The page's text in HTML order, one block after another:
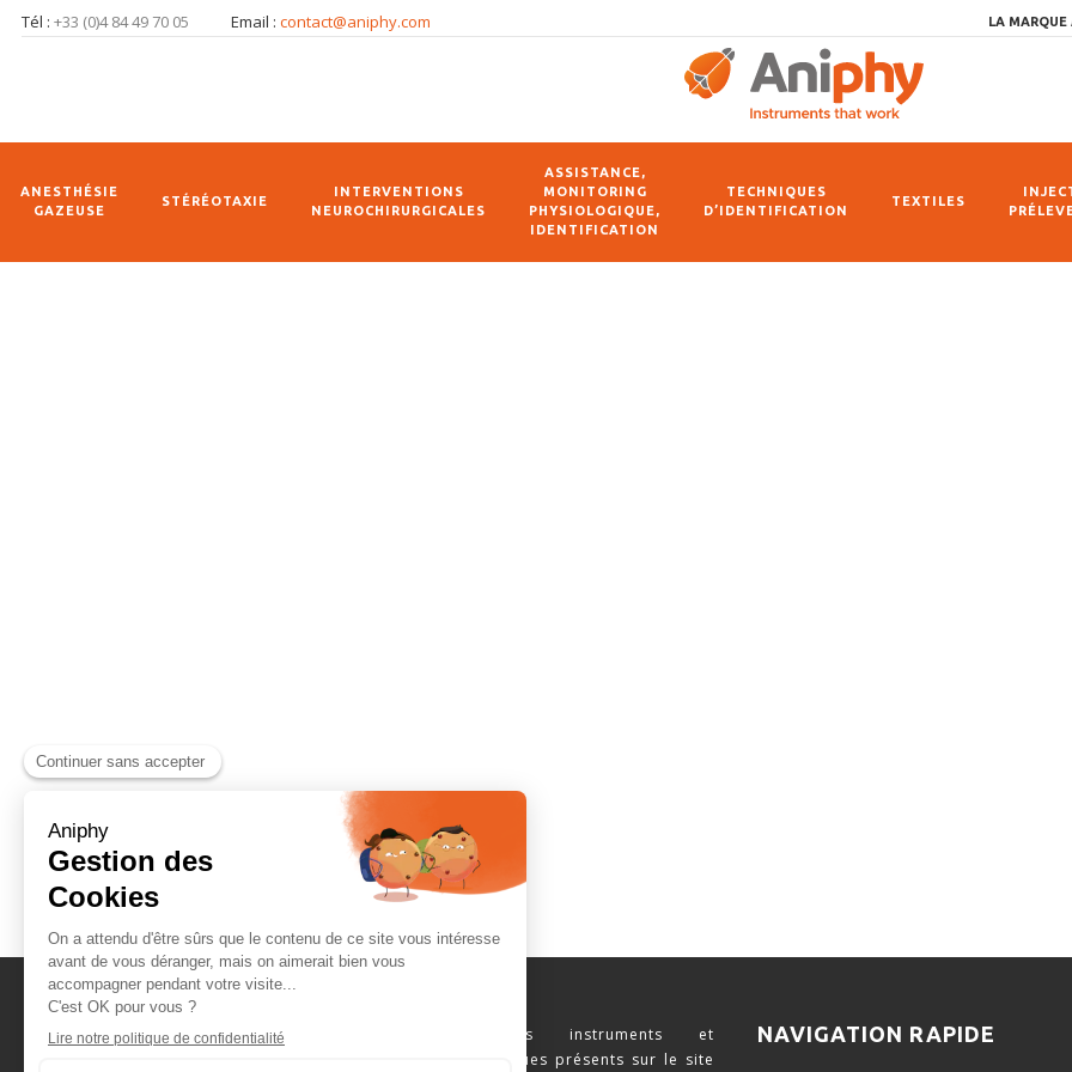
Tél : +33 (0)4 84 49 70 05 Email : contact@aniphy.com LA MARQUE
ANESTHÉSIE
GAZEUSE
STÉRÉOTAXIE
INTERVENTIONS
NEUROCHIRURGICALES
ASSISTANCE,
MONITORING
PHYSIOLOGIQUE,
IDENTIFICATION
TECHNIQUES
D’IDENTIFICATION
TEXTILES
Naviguez parmi les instruments et
consommables scientifiques présents sur le site
NAVIGATION RAPIDE